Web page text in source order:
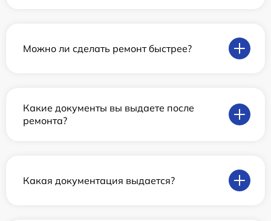
Можно ли сделать ремонт быстрее?
Какие документы вы выдаете после
ремонта?
Какая документация выдается?